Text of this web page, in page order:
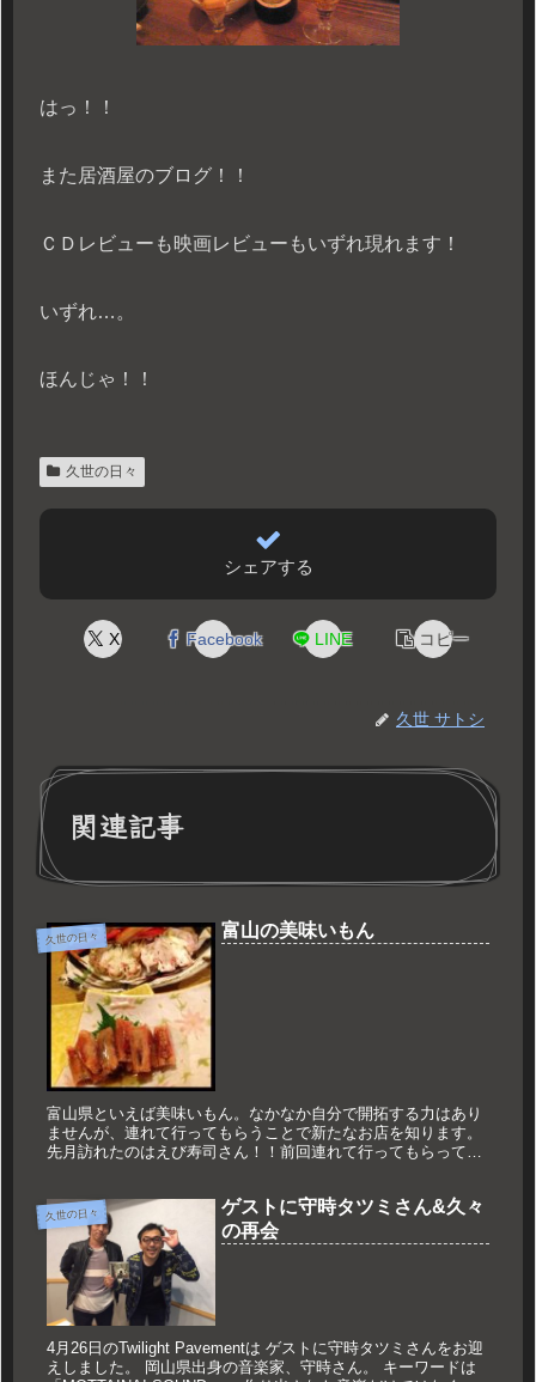
はっ！！
また居酒屋のブログ！！
ＣＤレビューも映画レビューもいずれ現れます！
いずれ…。
ほんじゃ！！
久世の日々
シェアする
X Facebook LINE コピー
久世 サトシ
関連記事
久世の日々 富山の美味いもん
富山県といえば美味いもん。なかなか自分で開拓する力はあり
ませんが、連れて行ってもらうことで新たなお店を知ります。
先月訪れたのはえび寿司さん！！前回連れて行ってもらって感
久世の日々
ゲストに守時タツミさん&久々
の再会
4月26日のTwilight Pavementは ゲストに守時タツミさんをお迎
えしました。 岡山県出身の音楽家、守時さん。 キーワードは